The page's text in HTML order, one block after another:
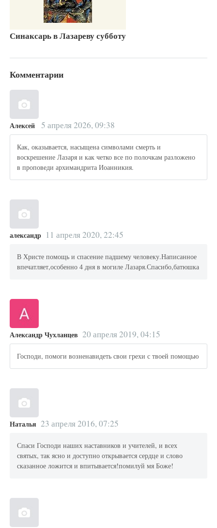
Синаксарь в Лазареву субботу
Комментарии
Алексей 5 апреля 2026, 09:38
Как, оказывается, насыщена символами смерть и
воскрешение Лазаря и как четко все по полочкам разложено
в проповеди архимандрита Иоанникия.
александр 11 апреля 2020, 22:45
В Христе помощь и спасение падшему человеку.Написанное
впечатляет,особенно 4 дня в могиле Лазаря.Спасибо,батюшка
Александр Чухланцев 20 апреля 2019, 04:15
Господи, помоги возненавидеть свои грехи с твоей помощью
Наталья 23 апреля 2016, 07:25
Спаси Господи наших наставников и учителей, и всех
святых, так ясно и доступно открывается сердце и слово
сказанное ложится и впитывается!помилуй мя Боже!